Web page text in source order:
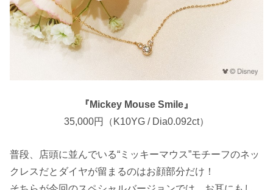
『Mickey Mouse Smile』
35,000円（K10YG / Dia0.092ct）
普段、店頭に並んでいる“ミッキーマウス”モチーフのネッ
クレスだとダイヤが留まるのはお顔部分だけ！